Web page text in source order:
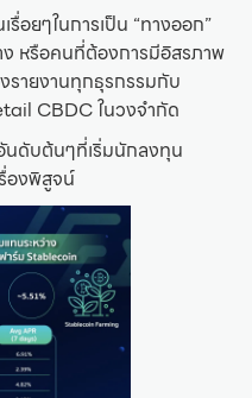
อยๆในการเป็น “ทางออก”
หรือคนที่ต้องการมีอิสรภาพ
รายงานทุกธุรกรรมกับ
CBDC ในวงจำกัด
นดับต้นๆที่เริ่มนักลงทุน
องพิสูจน์